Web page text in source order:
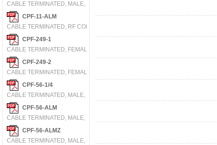
CABLE TERMINATED, MALE, RF CONNECTOR, CRIMP, PLUG
CPF-11-ALM
CABLE TERMINATED, RF CONNECTOR, CRIMP, PLUG
CPF-249-1
CABLE TERMINATED, FEMALE, UHF CONNECTOR, CRIMP, JACK
CPF-249-2
CABLE TERMINATED, FEMALE, UHF CONNECTOR, CRIMP, JACK
CPF-56-1/4
CABLE TERMINATED, MALE, RF CONNECTOR, CRIMP, PLUG
CPF-56-ALM
CABLE TERMINATED, MALE, RF CONNECTOR, CRIMP, PLUG
CPF-56-ALMZ
CABLE TERMINATED, MALE, RF CONNECTOR, CRIMP, PLUG